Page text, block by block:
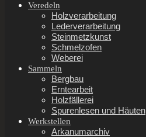
Veredeln
Holzverarbeitung
Lederverarbeitung
Steinmetzkunst
Schmelzofen
Weberei
Sammeln
Bergbau
Erntearbeit
Holzfällerei
Spurenlesen und Häuten
Werkstellen
Arkanumarchiv